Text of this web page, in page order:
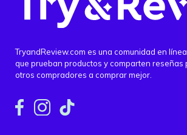
TryandReview.com es una comunidad en
que prueban productos y comparten reseñas
otros compradores a comprar mejor.